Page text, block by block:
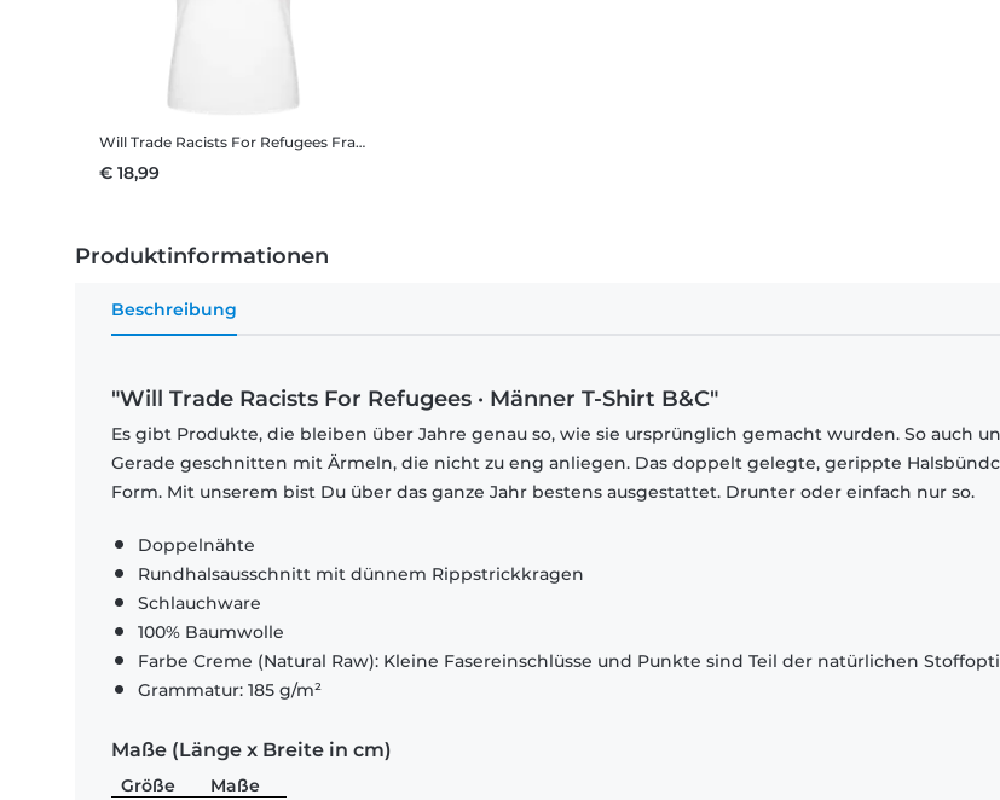
Will Trade Racists For Refugees Frauen T-Shirt B&C
€ 18,99
Produktinformationen
Beschreibung
"Will Trade Racists For Refugees · Männer T-Shirt B&C"
Es gibt Produkte, die bleiben über Jahre genau so, wie sie ursprünglich gemacht wurden. So auch
Gerade geschnitten mit Ärmeln, die nicht zu eng anliegen. Das doppelt gelegte, gerippte
Form. Mit unserem bist Du über das ganze Jahr bestens ausgestattet. Drunter oder einfach nur so.
Doppelnähte
Rundhalsausschnitt mit dünnem Rippstrickkragen
Schlauchware
100% Baumwolle
Farbe Creme (Natural Raw): Kleine Fasereinschlüsse und Punkte sind Teil der natürlichen
Grammatur: 185 g/m²
Maße (Länge x Breite in cm)
Größe
Maße